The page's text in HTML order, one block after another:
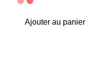
Ajouter au panier